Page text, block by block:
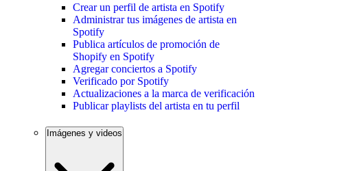
Crear un perfil de artista en Spotify
Administrar tus imágenes de artista en
Spotify
Publica artículos de promoción de
Shopify en Spotify
Agregar conciertos a Spotify
Verificado por Spotify
Actualizaciones a la marca de verificación
Publicar playlists del artista en tu perfil
Imágenes y videos